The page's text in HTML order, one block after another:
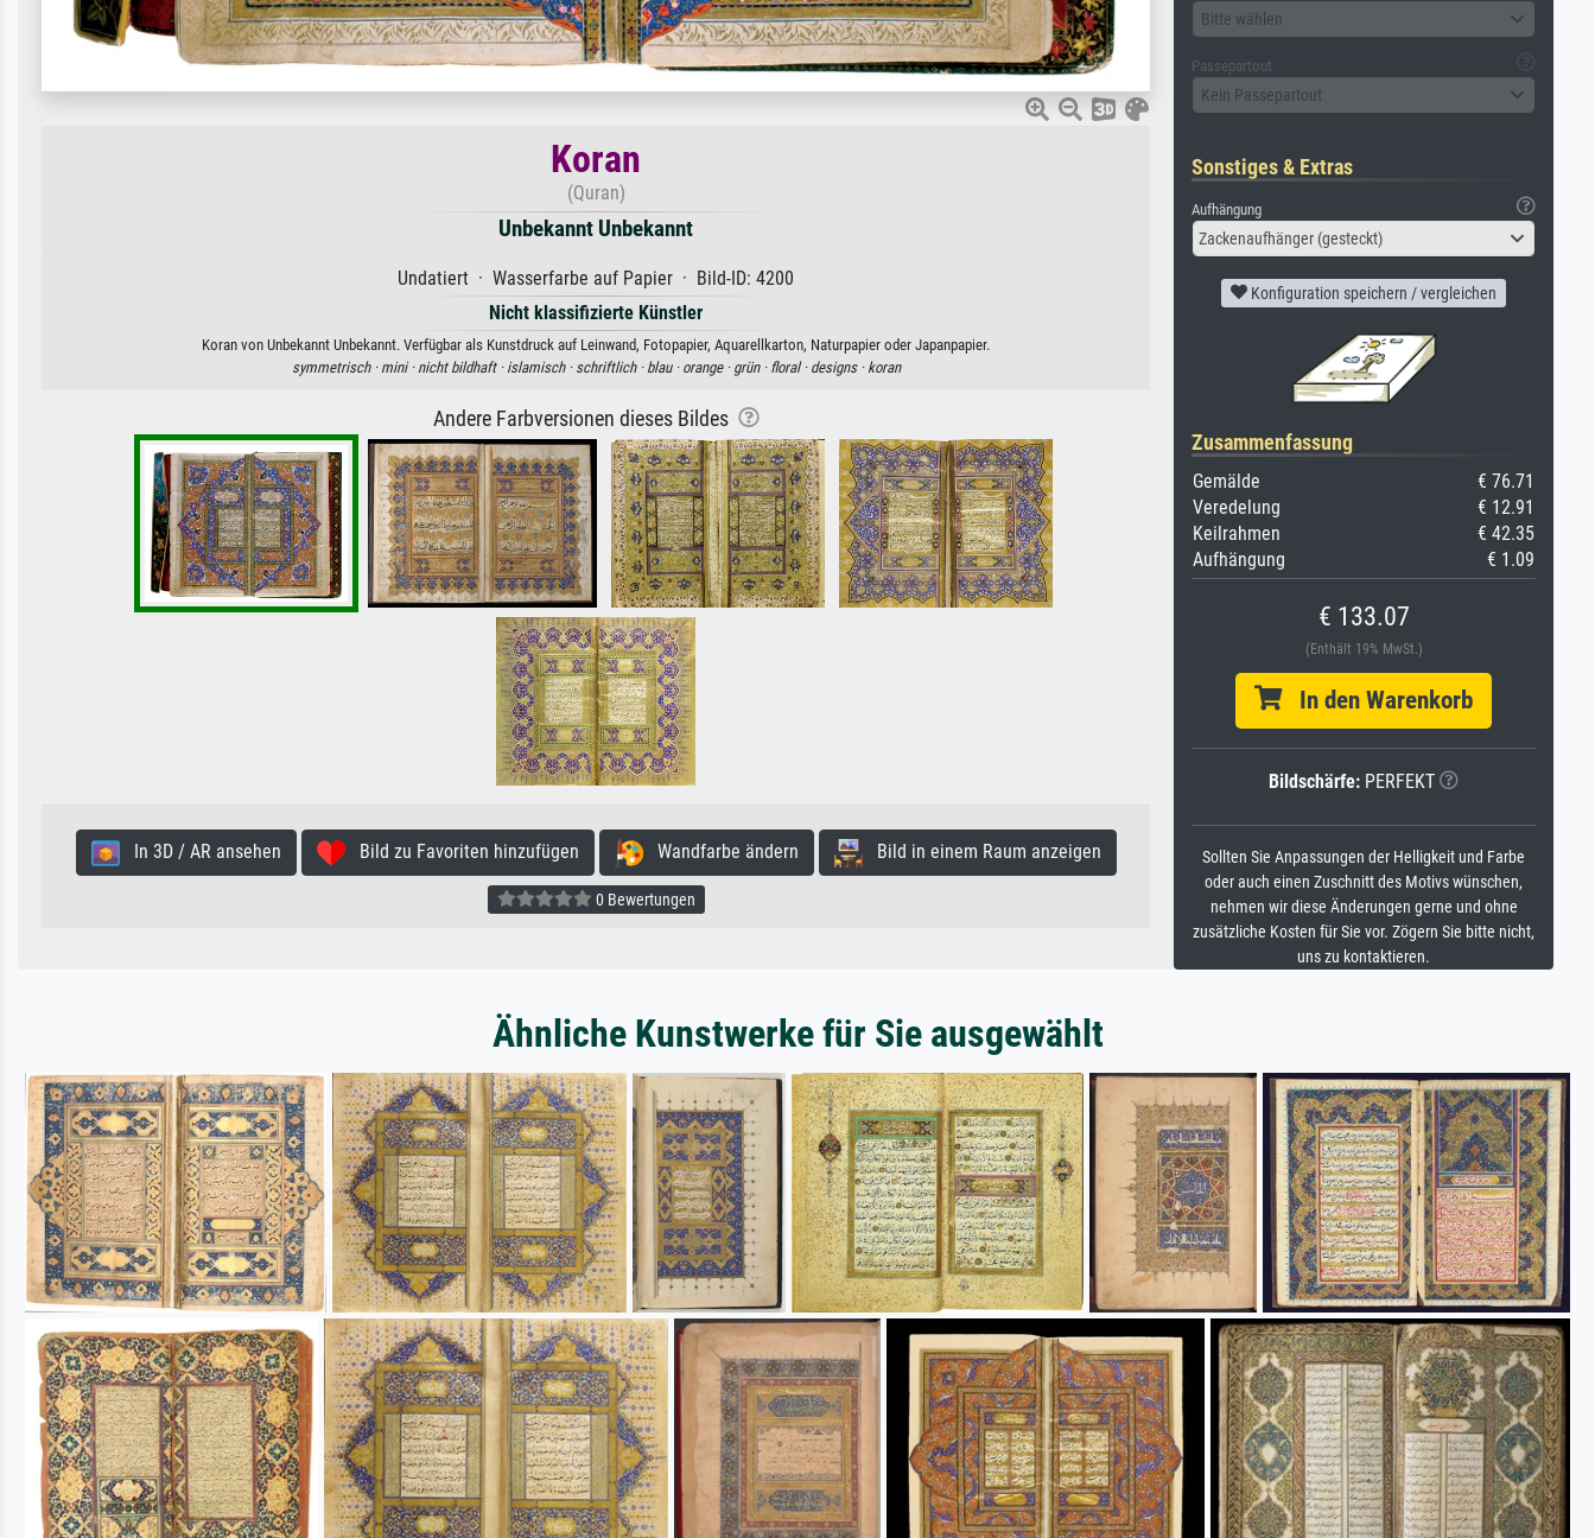
Koran
(Quran)
Unbekannt Unbekannt
Undatiert · Wasserfarbe auf Papier · Bild-ID: 4200
Nicht klassifizierte Künstler
Koran von Unbekannt Unbekannt. Verfügbar als Kunstdruck auf Leinwand, Fotopapier, Aquarellkarton, Naturpapier oder Japanpapier.
symmetrisch · mini · nicht bildhaft · islamisch · schriftlich · blau · orange · grün · floral · designs · koran
Andere Farbversionen dieses Bildes
In 3D / AR ansehen Bild zu Favoriten hinzufügen Wandfarbe ändern Bild in einem Raum anzeigen
0 Bewertungen
Bitte wählen
Passepartout
Kein Passepartout
Sonstiges & Extras
Aufhängung
Zackenaufhänger (gesteckt)
Konfiguration speichern / vergleichen
Zusammenfassung
Gemälde
€ 76.71
Veredelung
€ 12.91
Keilrahmen
€ 42.35
Aufhängung
€ 1.09
€ 133.07
(Enthält 19% MwSt.)
In den Warenkorb
Bildschärfe: PERFEKT
Sollten Sie Anpassungen der Helligkeit und Farbe
oder auch einen Zuschnitt des Motivs wünschen,
nehmen wir diese Änderungen gerne und ohne
zusätzliche Kosten für Sie vor. Zögern Sie bitte nicht,
uns zu kontaktieren.
Ähnliche Kunstwerke für Sie ausgewählt